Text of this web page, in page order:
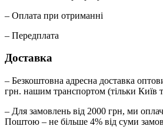
– Оплата при отриманні
– Передплата
Доставка
– Безкоштовна адресна доставка
грн. нашим транспортом (тільки Київ
– Для замовлень від 2000 грн, ми
Поштою – не більше 4% від суми